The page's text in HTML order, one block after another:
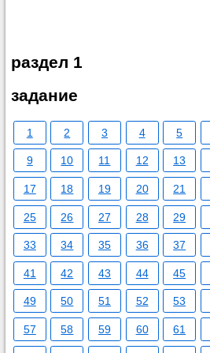
раздел 1
задание
1 2 3 4 5
9 10 11 12 13
17 18 19 20 21
25 26 27 28 29
33 34 35 36 37
41 42 43 44 45
49 50 51 52 53
57 58 59 60 61